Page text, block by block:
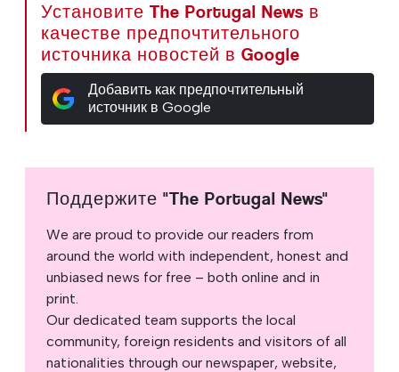
Установите The Portugal News в
качестве предпочтительного
источника новостей в Google
Добавить как предпочтительный
источник в Google
Поддержите "The Portugal News"
We are proud to provide our readers from
around the world with independent, honest and
unbiased news for free – both online and in
print.
Our dedicated team supports the local
community, foreign residents and visitors of all
nationalities through our newspaper, website,